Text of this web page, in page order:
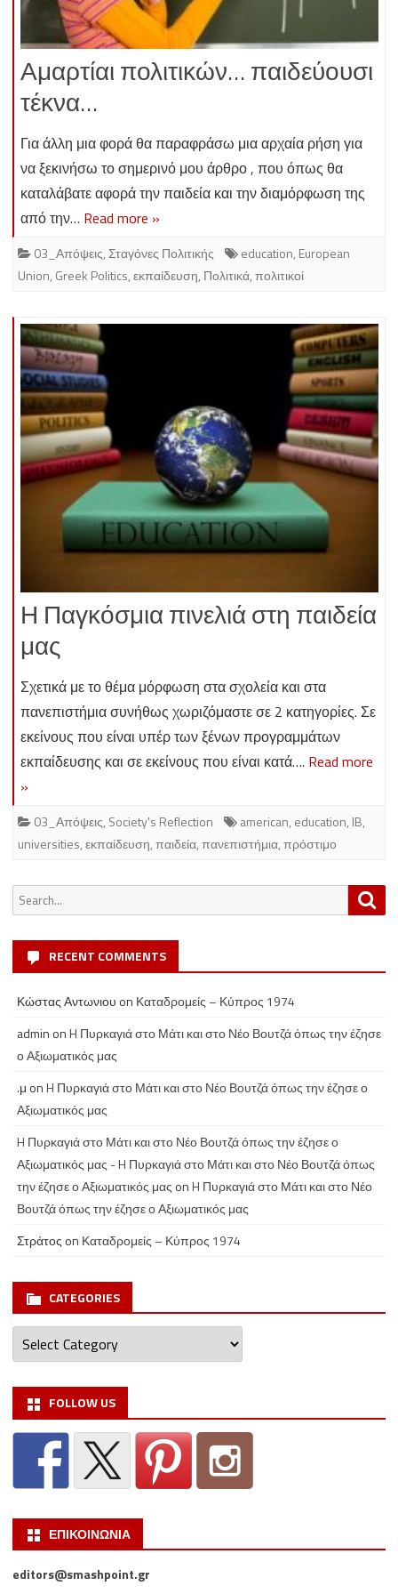
Αμαρτίαι πολιτικών… παιδεύουσι
τέκνα…
Για άλλη μια φορά θα παραφράσω μια αρχαία ρήση για
να ξεκινήσω το σημερινό μου άρθρο , που όπως θα
καταλάβατε αφορά την παιδεία και την διαμόρφωση της
από την… Read more »
03_Απόψεις,Σταγόνες Πολιτικής education, European
Union, Greek Politics,εκπαίδευση, Πολιτικά,πολιτικοί
Η Παγκόσμια πινελιά στη παιδεία
μας
Σχετικά με το θέμα μόρφωση στα σχολεία και στα
πανεπιστήμια συνήθως χωριζόμαστε σε 2 κατηγορίες. Σε
εκείνους που είναι υπέρ των ξένων προγραμμάτων
εκπαίδευσης και σε εκείνους που είναι κατά…. Read more
»
03_Απόψεις, Society's Reflection american, education, IB,
universities,εκπαίδευση,παιδεία,πανεπιστήμια,πρόστιμο
Search
for:
RECENT COMMENTS
Κώστας Αντωνιου on Καταδρομείς – Κύπρος 1974
admin onH Πυρκαγιά στο Μάτι και στο Νέο Βουτζά όπως την έζησε
ο Αξιωματικός μας
.μ onH Πυρκαγιά στο Μάτι και στο Νέο Βουτζά όπως την έζησε ο
Αξιωματικός μας
H Πυρκαγιά στο Μάτι και στο Νέο Βουτζά όπως την έζησε ο
Αξιωματικός μας - H Πυρκαγιά στο Μάτι και στο Νέο Βουτζά όπως
την έζησε ο Αξιωματικός μας onH Πυρκαγιά στο Μάτι και στο Νέο
Βουτζά όπως την έζησε ο Αξιωματικός μας
Στράτος on Καταδρομείς – Κύπρος 1974
CATEGORIES
Categories
FOLLOW US
ΕΠΙΚΟΙΝΩΝΙΑ
editors@smashpoint.gr